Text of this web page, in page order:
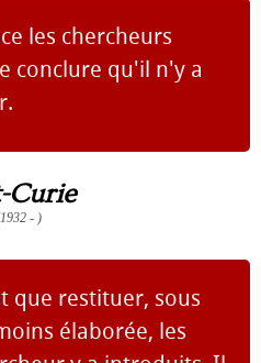
les chercheurs
conclure qu'il n'y a
Curie
- )
que restituer, sous
élaborée, les